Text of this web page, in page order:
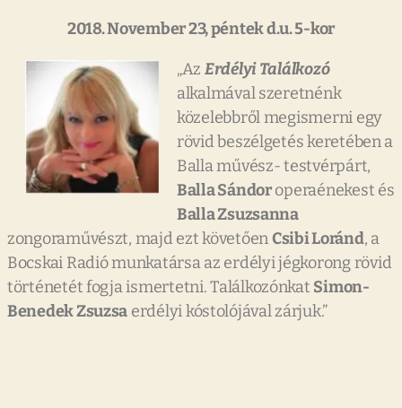
2018. November 23, péntek d.u. 5-kor
„Az Erdélyi Találkozó
alkalmával szeretnénk
közelebbről megismerni egy
rövid beszélgetés keretében a
Balla művész- testvérpárt,
Balla Sándoroperaénekest és
Balla Zsuzsanna
zongoraművészt, majd ezt követőenCsibi Loránd, a
Bocskai Radió munkatársa az erdélyi jégkorong rövid
történetét fogja ismertetni. Találkozónkat Simon-
Benedek Zsuzsa erdélyi kóstolójával zárjuk.”